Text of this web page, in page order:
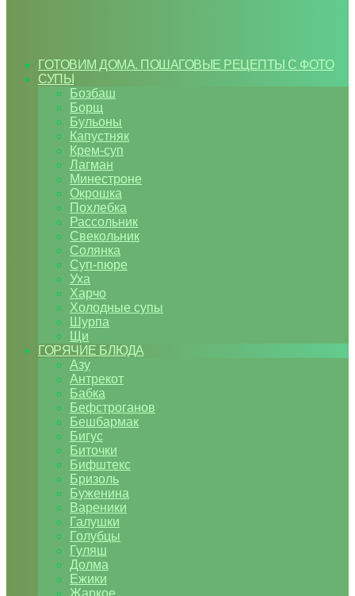
ГОТОВИМ ДОМА. ПОШАГОВЫЕ РЕЦЕПТЫ С ФОТО
СУПЫ
Бозбаш
Борщ
Бульоны
Капустняк
Крем-суп
Лагман
Минестроне
Окрошка
Похлебка
Рассольник
Свекольник
Солянка
Суп-пюре
Уха
Харчо
Холодные супы
Шурпа
Щи
ГОРЯЧИЕ БЛЮДА
Азу
Антрекот
Бабка
Бефстроганов
Бешбармак
Бигус
Биточки
Бифштекс
Бризоль
Буженина
Вареники
Галушки
Голубцы
Гуляш
Долма
Ежики
Жаркое